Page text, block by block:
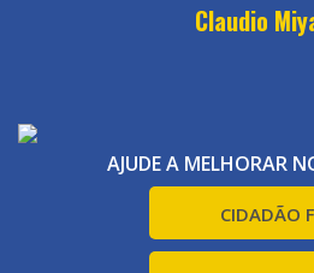
Claudio
AJUDE A MELHORAR
CIDADÃO